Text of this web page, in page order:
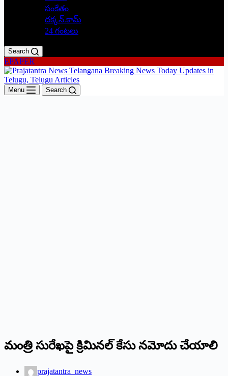
సంకేతం
దక్కన్.కామ్
24 గంటలు
Search
EPAPER
Menu Search
మంత్రి సురేఖపై క్రిమినల్‌ కేసు నమోదు చేయాలి
prajatantra_news